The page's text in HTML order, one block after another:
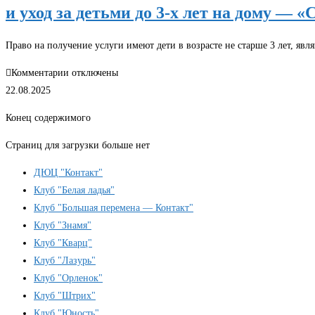
и уход за детьми до 3-х лет на дому —
Право на получение услуги имеют дети в возрасте не старше 3 лет,
Комментарии к
социальной
политики
области
организована
новая
услуга,
кратковременный
присмотр
и
уход
отключены
22.08.2025
Конец содержимого
Страниц для загрузки больше нет
ДЮЦ "Контакт"
Клуб "Белая ладья"
Клуб "Большая перемена — Контакт"
Клуб "Знамя"
Клуб "Кварц"
Клуб "Лазурь"
Клуб "Орленок"
Клуб "Штрих"